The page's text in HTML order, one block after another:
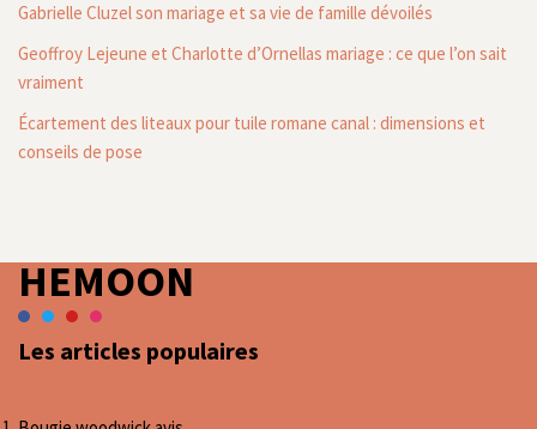
Gabrielle Cluzel son mariage et sa vie de famille dévoilés
Geoffroy Lejeune et Charlotte d’Ornellas mariage : ce que l’on sait
vraiment
Écartement des liteaux pour tuile romane canal : dimensions et
conseils de pose
HEMOON
Les articles populaires